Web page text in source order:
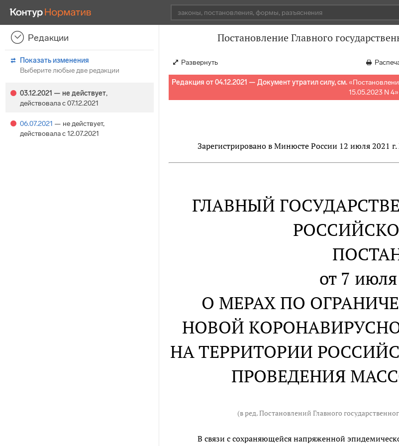
Редакции
Показать изменения
Выберите любые две редакции
03.12.2021 — не действует,
действовала с 07.12.2021
06.07.2021 — не действует,
действовала с 12.07.2021
Постановление Главного
Развернуть
Редакция от 04.12.2021 — Документ утратил силу, см.«
15.05.2023 N 4»
Зарегистрировано в Минюсте России 12 июля 2021 г.
ГЛАВНЫЙ
от 7
О МЕРАХ ПО
НОВОЙ
НА ТЕРРИТОРИИ
ПРОВЕДЕНИЯ
(в ред. Постановлений Главного
В связи с сохраняющейся напряженной